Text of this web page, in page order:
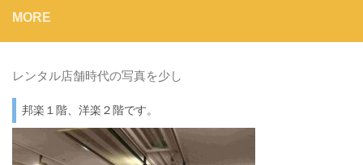
MORE
レンタル店舗時代の写真を少し
邦楽１階、洋楽２階です。